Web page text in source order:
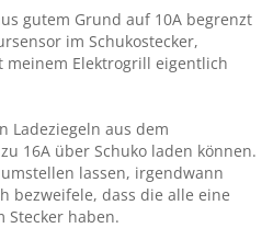
gutem Grund auf 10A begrenzt
im Schukostecker,
Elektrogrill eigentlich
Ladeziegeln aus dem
16A über Schuko laden können.
lassen, irgendwann
bezweifele, dass die alle eine
Stecker haben.